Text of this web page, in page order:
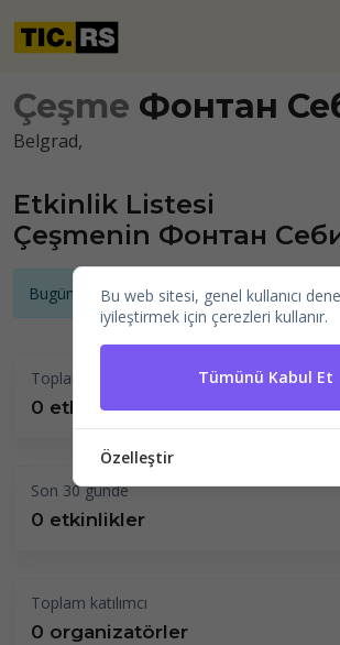
Çeşme Фонтан
Belgrad,
Etkinlik Listesi
Çeşmenin Фонтан
Bugün için duyurulmuş etkinlik yok
Toplam yapılan
0 etkinlikler
Son 30 günde
0 etkinlikler
Toplam katılımcı
0 organizatörler
Bu web sitesi, genel kullanıcı
iyileştirmek için çerezleri kullanır.
Tümünü Kabul Et
Özelleştir